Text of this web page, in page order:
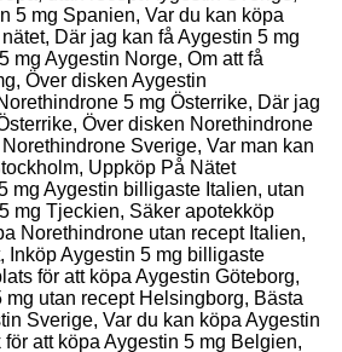
5 mg Spanien, Var du kan köpa
Där jag kan få Aygestin 5 mg
mg Aygestin Norge, Om att få
Över disken Aygestin
5 mg Österrike, Där jag
Över disken Norethindrone
Sverige, Var man kan
Uppköp På Nätet
mg Aygestin billigaste Italien, utan
mg Tjeckien, Säker apotekköp
Norethindrone utan recept Italien,
Inköp Aygestin 5 mg billigaste
för att köpa Aygestin Göteborg,
utan recept Helsingborg, Bästa
Sverige, Var du kan köpa Aygestin
att köpa Aygestin 5 mg Belgien,